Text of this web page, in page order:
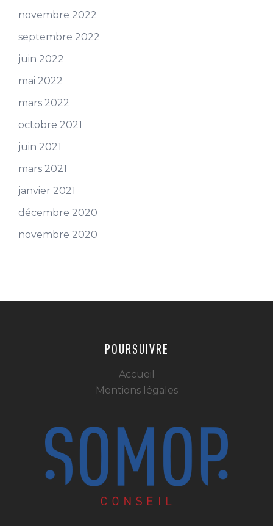
novembre 2022
septembre 2022
juin 2022
mai 2022
mars 2022
octobre 2021
juin 2021
mars 2021
janvier 2021
décembre 2020
novembre 2020
POURSUIVRE
Accueil
Mentions légales